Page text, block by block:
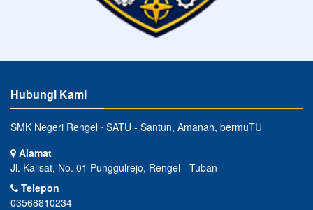
Hubungi Kami
SMK Negeri Rengel ⋅ SATU - Santun, Amanah, bermuTU
Alamat
Jl. Kalisat, No. 01 Punggulrejo, Rengel - Tuban
Telepon
03568810234